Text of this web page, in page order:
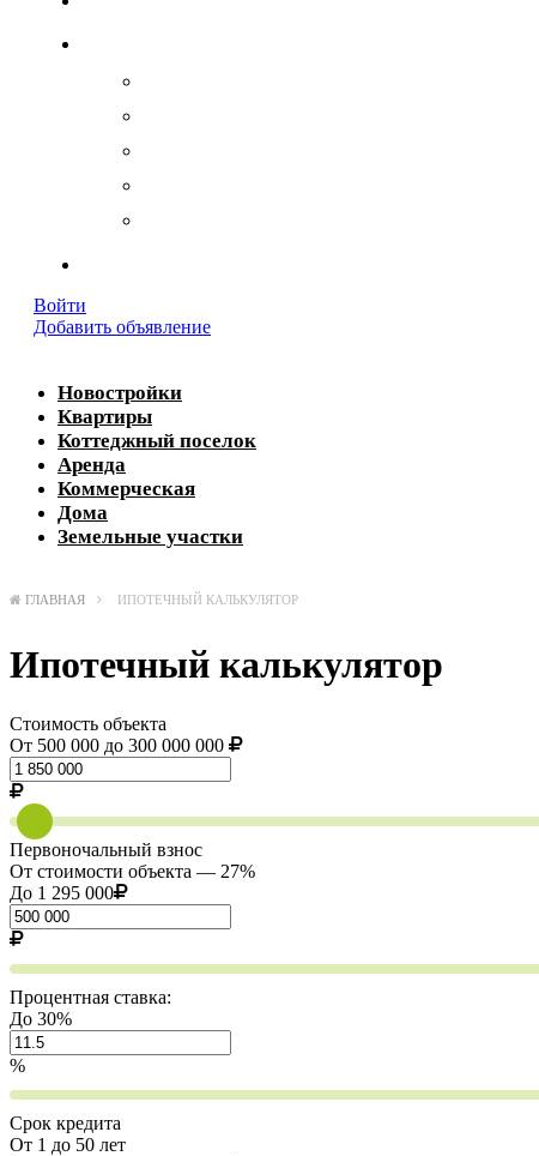
Войти
Добавить объявление
Новостройки
Квартиры
Коттеджный поселок
Аренда
Коммерческая
Дома
Земельные участки
ГЛАВНАЯ ИПОТЕЧНЫЙ КАЛЬКУЛЯТОР
Ипотечный калькулятор
Стоимость объекта
От 500 000 до 300 000 000
Первоночальный взнос
От стоимости объекта — 27%
До 1 295 000
Процентная ставка:
До 30%
%
Срок кредита
От 1 до 50 лет